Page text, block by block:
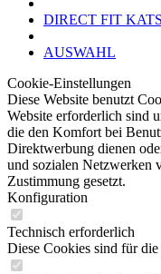
DIRECT FIT KATS
AUSWAHL
Cookie-Einstellungen
Diese Website benutzt
Website erforderlich sind
die den Komfort bei
Direktwerbung dienen
und sozialen Netzwerken
Zustimmung gesetzt.
Konfiguration
Technisch erforderlich
Diese Cookies sind für